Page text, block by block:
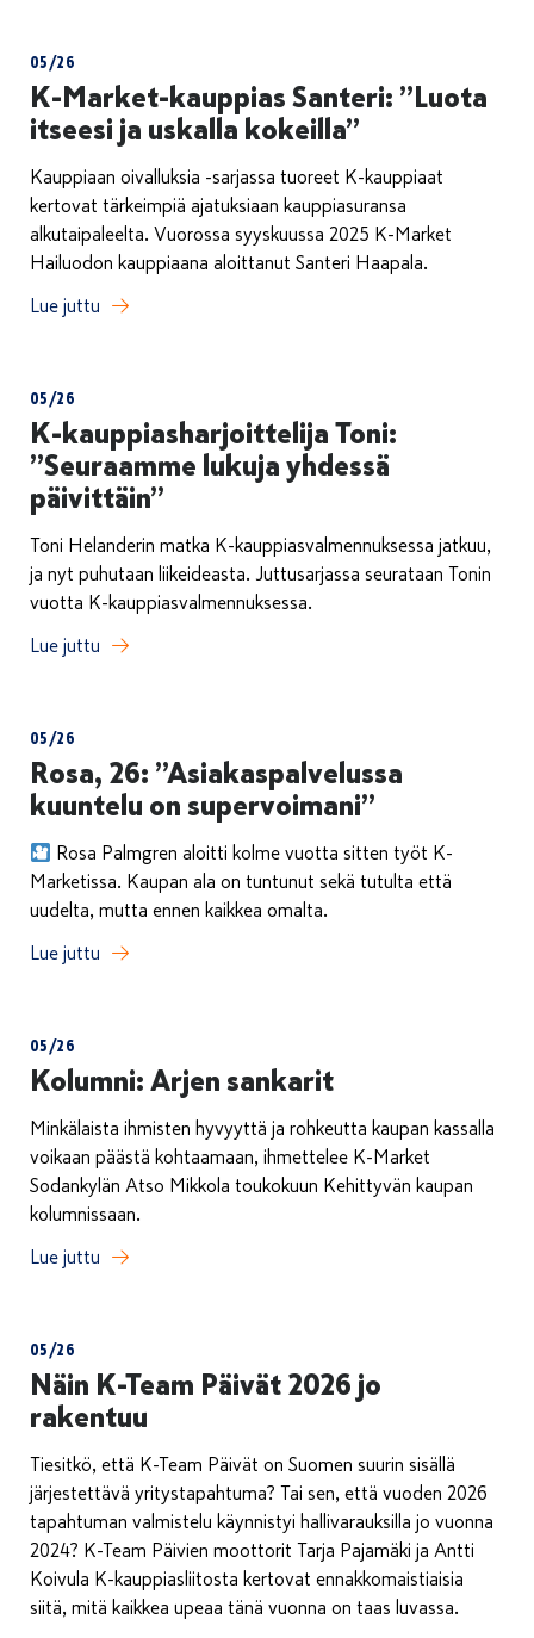
05/26
K-Market-kauppias Santeri: ”Luota
itseesi ja uskalla kokeilla”
Kauppiaan oivalluksia -sarjassa tuoreet K-kauppiaat
kertovat tärkeimpiä ajatuksiaan kauppiasuransa
alkutaipaleelta. Vuorossa syyskuussa 2025 K-Market
Hailuodon kauppiaana aloittanut Santeri Haapala.
Lue juttu
05/26
K-kauppiasharjoittelija Toni:
”Seuraamme lukuja yhdessä
päivittäin”
Toni Helanderin matka K-kauppiasvalmennuksessa jatkuu,
ja nyt puhutaan liikeideasta. Juttusarjassa seurataan Tonin
vuotta K-kauppiasvalmennuksessa.
Lue juttu
05/26
Rosa, 26: ”Asiakaspalvelussa
kuuntelu on supervoimani”
Rosa Palmgren aloitti kolme vuotta sitten työt K-
Marketissa. Kaupan ala on tuntunut sekä tutulta että
uudelta, mutta ennen kaikkea omalta.
Lue juttu
05/26
Kolumni: Arjen sankarit
Minkälaista ihmisten hyvyyttä ja rohkeutta kaupan kassalla
voikaan päästä kohtaamaan, ihmettelee K-Market
Sodankylän Atso Mikkola toukokuun Kehittyvän kaupan
kolumnissaan.
Lue juttu
05/26
Näin K-Team Päivät 2026 jo
rakentuu
Tiesitkö, että K-Team Päivät on Suomen suurin sisällä
järjestettävä yritystapahtuma? Tai sen, että vuoden 2026
tapahtuman valmistelu käynnistyi hallivarauksilla jo vuonna
2024? K-Team Päivien moottorit Tarja Pajamäki ja Antti
Koivula K-kauppiasliitosta kertovat ennakkomaistiaisia
siitä, mitä kaikkea upeaa tänä vuonna on taas luvassa.